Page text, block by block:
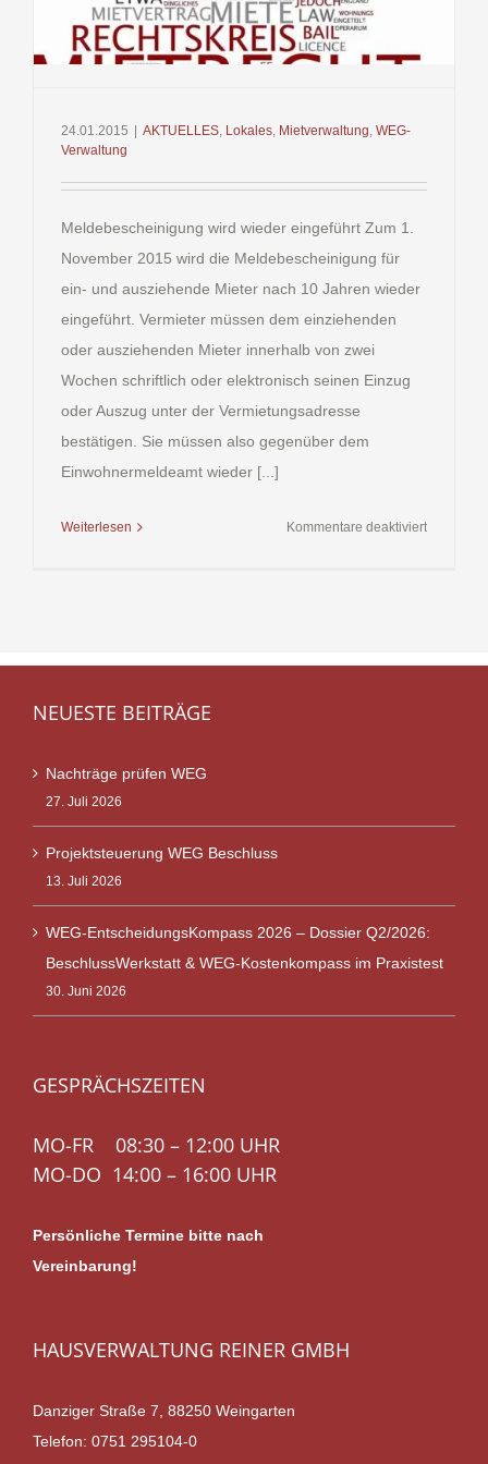
24.01.2015 AKTUELLES, Lokales, Mietverwaltung, WEG-
Verwaltung
Meldebescheinigung wird wieder eingeführt Zum 1.
November 2015 wird die Meldebescheinigung für
ein- und ausziehende Mieter nach 10 Jahren wieder
eingeführt. Vermieter müssen dem einziehenden
oder ausziehenden Mieter innerhalb von zwei
Wochen schriftlich oder elektronisch seinen Einzug
oder Auszug unter der Vermietungsadresse
bestätigen. Sie müssen also gegenüber dem
Einwohnermeldeamt wieder [...]
Weiterlesen Kommentare deaktiviertfür
NEUESTE BEITRÄGE
Nachträge prüfen WEG
27. Juli 2026
Projektsteuerung WEG Beschluss
13. Juli 2026
WEG-EntscheidungsKompass 2026 – Dossier Q2/2026:
BeschlussWerkstatt & WEG-Kostenkompass im Praxistest
30. Juni 2026
GESPRÄCHSZEITEN
MO-FR 08:30 – 12:00 UHR
MO-DO 14:00 – 16:00 UHR
Persönliche Termine bitte nach
Vereinbarung!
HAUSVERWALTUNG REINER GMBH
Danziger Straße 7, 88250 Weingarten
Telefon: 0751 295104-0